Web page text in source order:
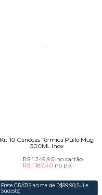
Kit 10 Canecas Térmica Pullo Mug
500ML Inox
R$ 1.249,90 no cartão
R$ 1.187,40 no pix
Frete GRÁTIS acima de R$99,90(Sul e
Sudeste)